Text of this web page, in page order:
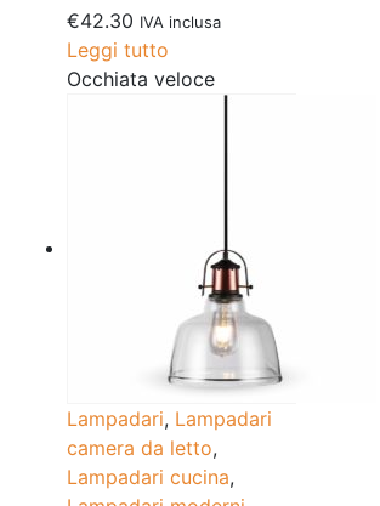
€42.30 IVA inclusa
Leggi tutto
Occhiata veloce
Lampadari, Lampadari
camera da letto,
Lampadari cucina,